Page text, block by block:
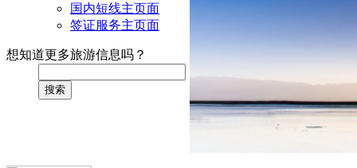
国内短线主页面
签证服务主页面
想知道更多旅游信息吗？
搜索